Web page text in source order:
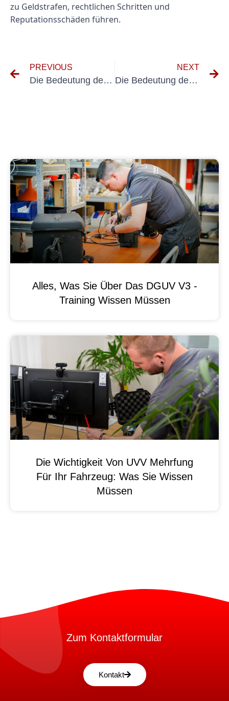
zu Geldstrafen, rechtlichen Schritten und
Reputationsschäden führen.
PREVIOUS
Die Bedeutung der Erstprüfung Elektro in elektrischen Systemen verstehen
NEXT
Die Bedeutung der DGUV V3-Prüfung für die Arbeitssicherheit verstehen
Alles, Was Sie Über Das DGUV V3 -
Training Wissen Müssen
Die Wichtigkeit Von UVV Mehrfung
Für Ihr Fahrzeug: Was Sie Wissen
Müssen
Zum Kontaktformular
Kontakt